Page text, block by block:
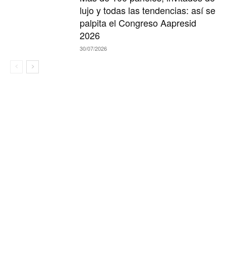
lujo y todas las tendencias: así se
palpita el Congreso Aapresid
2026
30/07/2026